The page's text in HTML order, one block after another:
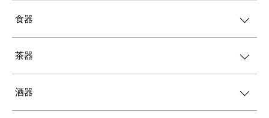
食器
茶器
酒器